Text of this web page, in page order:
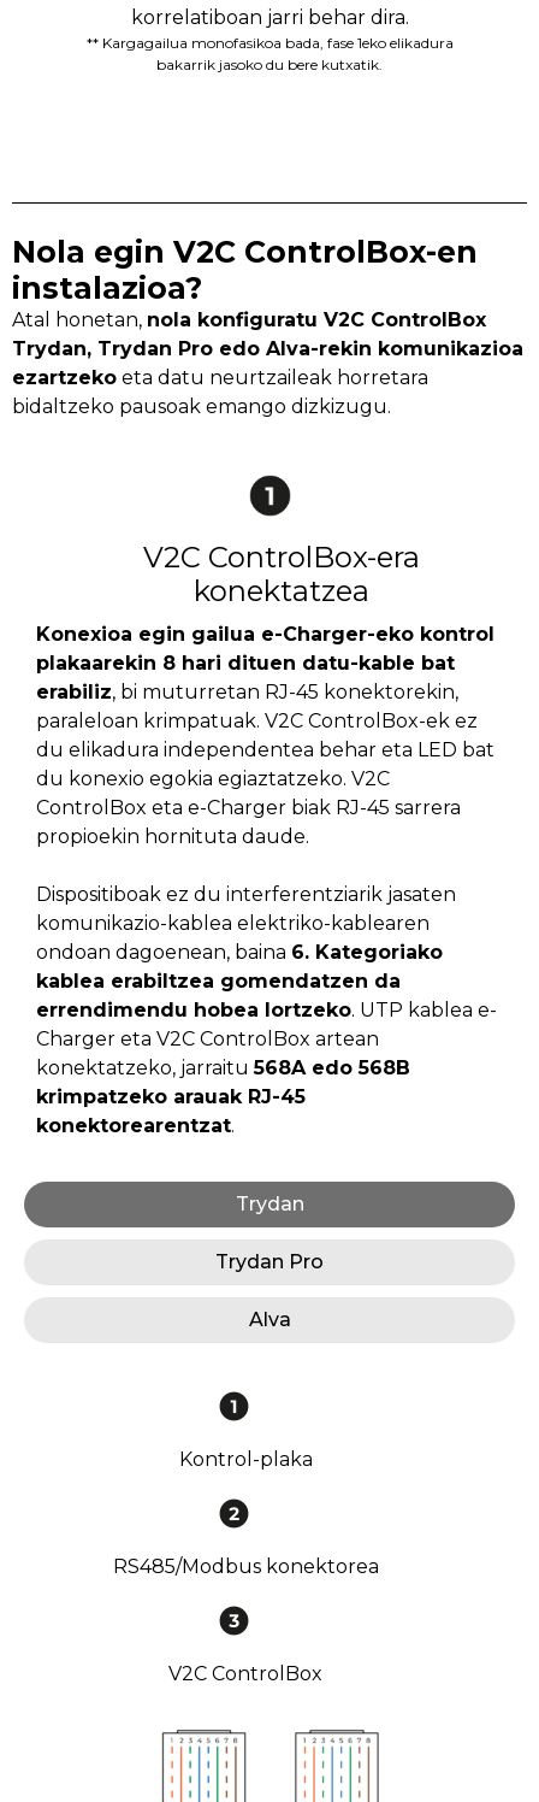
korrelatiboan jarri behar dira.
** Kargagailua monofasikoa bada, fase 1eko elikadura
bakarrik jasoko du bere kutxatik.
Nola egin V2C ControlBox-en
instalazioa?
Atal honetan, nola konfiguratu V2C ControlBox
Trydan, Trydan Pro edo Alva-rekin komunikazioa
ezartzeko eta datu neurtzaileak horretara
bidaltzeko pausoak emango dizkizugu.
V2C ControlBox-era
konektatzea
Konexioa egin gailua e-Charger-eko kontrol
plakaarekin 8 hari dituen datu-kable bat
erabiliz, bi muturretan RJ-45 konektorekin,
paraleloan krimpatuak. V2C ControlBox-ek ez
du elikadura independentea behar eta LED bat
du konexio egokia egiaztatzeko. V2C
ControlBox eta e-Charger biak RJ-45 sarrera
propioekin hornituta daude.
Dispositiboak ez du interferentziarik jasaten
komunikazio-kablea elektriko-kablearen
ondoan dagoenean, baina 6. Kategoriako
kablea erabiltzea gomendatzen da
errendimendu hobea lortzeko. UTP kablea e-
Charger eta V2C ControlBox artean
konektatzeko, jarraitu568A edo 568B
krimpatzeko arauak RJ-45
konektorearentzat.
Trydan
Trydan Pro
Alva
Kontrol-plaka
RS485/Modbus konektorea
V2C ControlBox